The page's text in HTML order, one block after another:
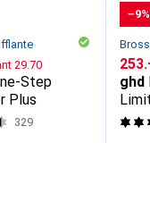
CHF
29.70
Step
Plus
329
−9%
CHF
ghd